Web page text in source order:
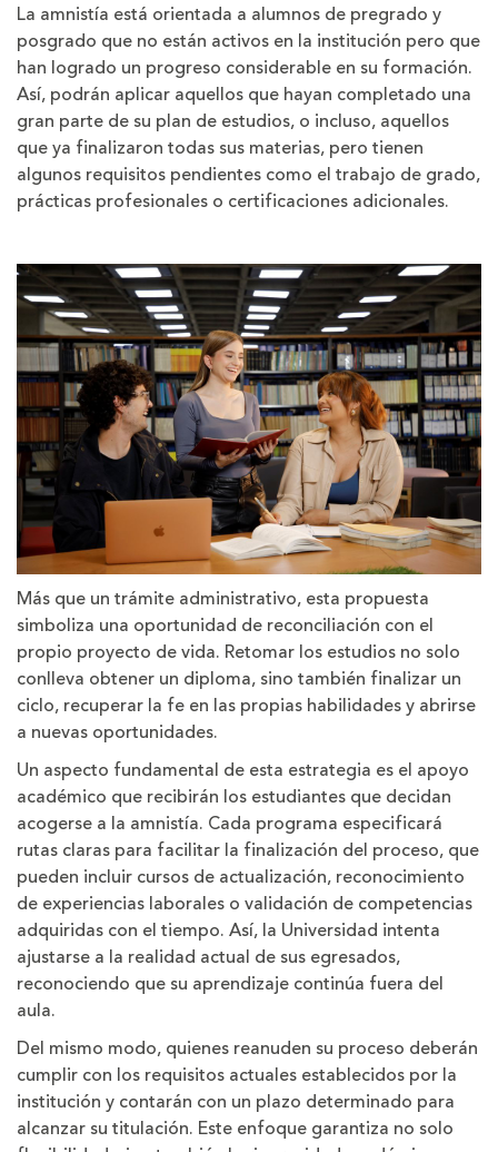
La amnistía está orientada a alumnos de pregrado y
posgrado que no están activos en la institución pero que
han logrado un progreso considerable en su formación.
Así, podrán aplicar aquellos que hayan completado una
gran parte de su plan de estudios, o incluso, aquellos
que ya finalizaron todas sus materias, pero tienen
algunos requisitos pendientes como el trabajo de grado,
prácticas profesionales o certificaciones adicionales.
Más que un trámite administrativo, esta propuesta
simboliza una oportunidad de reconciliación con el
propio proyecto de vida. Retomar los estudios no solo
conlleva obtener un diploma, sino también finalizar un
ciclo, recuperar la fe en las propias habilidades y abrirse
a nuevas oportunidades.
Un aspecto fundamental de esta estrategia es el apoyo
académico que recibirán los estudiantes que decidan
acogerse a la amnistía. Cada programa especificará
rutas claras para facilitar la finalización del proceso, que
pueden incluir cursos de actualización, reconocimiento
de experiencias laborales o validación de competencias
adquiridas con el tiempo. Así, la Universidad intenta
ajustarse a la realidad actual de sus egresados,
reconociendo que su aprendizaje continúa fuera del
aula.
Del mismo modo, quienes reanuden su proceso deberán
cumplir con los requisitos actuales establecidos por la
institución y contarán con un plazo determinado para
alcanzar su titulación. Este enfoque garantiza no solo